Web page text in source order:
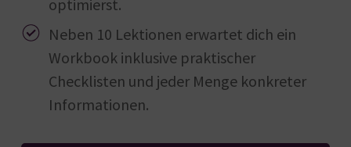
optimierst.
Neben 10 Lektionen erwartet dich ein
Workbook inklusive praktischer
Checklisten und jeder Menge konkreter
Informationen.